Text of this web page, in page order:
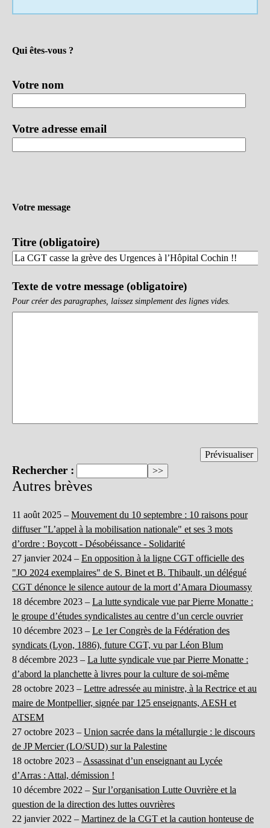
Qui êtes-vous ?
Votre nom
Votre adresse email
Votre message
Titre (obligatoire)
Texte de votre message (obligatoire)
Pour créer des paragraphes, laissez simplement des lignes vides.
Rechercher :
Autres brèves
11 août 2025 – Mouvement du 10 septembre : 10 raisons pour
diffuser "L’appel à la mobilisation nationale" et ses 3 mots
d’ordre : Boycott - Désobéissance - Solidarité
27 janvier 2024 – En opposition à la ligne CGT officielle des
"JO 2024 exemplaires" de S. Binet et B. Thibault, un délégué
CGT dénonce le silence autour de la mort d’Amara Dioumassy
18 décembre 2023 – La lutte syndicale vue par Pierre Monatte :
le groupe d’études syndicalistes au centre d’un cercle ouvrier
10 décembre 2023 – Le 1er Congrès de la Fédération des
syndicats (Lyon, 1886), future CGT, vu par Léon Blum
8 décembre 2023 – La lutte syndicale vue par Pierre Monatte :
d’abord la planchette à livres pour la culture de soi-même
28 octobre 2023 – Lettre adressée au ministre, à la Rectrice et au
maire de Montpellier, signée par 125 enseignants, AESH et
ATSEM
27 octobre 2023 – Union sacrée dans la métallurgie : le discours
de JP Mercier (LO/SUD) sur la Palestine
18 octobre 2023 – Assassinat d’un enseignant au Lycée
d’Arras : Attal, démission !
10 décembre 2022 – Sur l’organisation Lutte Ouvrière et la
question de la direction des luttes ouvrières
22 janvier 2022 – Martinez de la CGT et la caution honteuse de